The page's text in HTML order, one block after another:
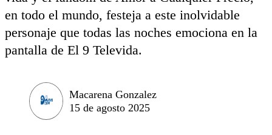
en todo el mundo, festeja a este inolvidable
personaje que todas las noches emociona en la
pantalla de El 9 Televida.
Macarena Gonzalez
15 de agosto 2025